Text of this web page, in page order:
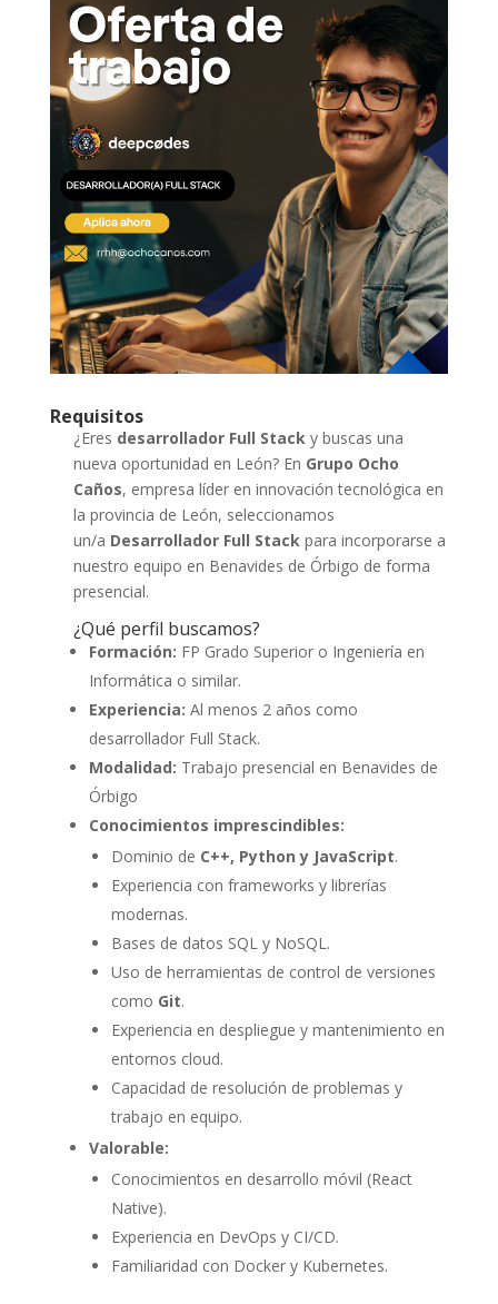
Requisitos
¿Eres desarrollador Full Stack y buscas una
nueva oportunidad en León? En Grupo Ocho
Caños, empresa líder en innovación tecnológica en
la provincia de León, seleccionamos
un/a Desarrollador Full Stack para incorporarse a
nuestro equipo en Benavides de Órbigo de forma
presencial.
¿Qué perfil buscamos?
Formación: FP Grado Superior o Ingeniería en
Informática o similar.
Experiencia: Al menos 2 años como
desarrollador Full Stack.
Modalidad: Trabajo presencial en Benavides de
Órbigo
Conocimientos imprescindibles:
Dominio de C++, Python y JavaScript.
Experiencia con frameworks y librerías
modernas.
Bases de datos SQL y NoSQL.
Uso de herramientas de control de versiones
como Git.
Experiencia en despliegue y mantenimiento en
entornos cloud.
Capacidad de resolución de problemas y
trabajo en equipo.
Valorable:
Conocimientos en desarrollo móvil (React
Native).
Experiencia en DevOps y CI/CD.
Familiaridad con Docker y Kubernetes.